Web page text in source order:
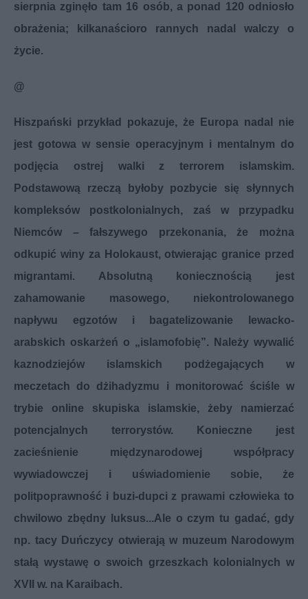
sierpnia zginęło tam 16 osób, a ponad 120 odniosło
obrażenia; kilkanaścioro rannych nadal walczy o
życie.
@
Hiszpański przykład pokazuje, że Europa nadal nie
jest gotowa w sensie operacyjnym i mentalnym do
podjęcia ostrej walki z terrorem islamskim.
Podstawową rzeczą byłoby pozbycie się słynnych
kompleksów postkolonialnych, zaś w przypadku
Niemców – fałszywego przekonania, że można
odkupić winy za Holokaust, otwierając granice przed
migrantami. Absolutną koniecznością jest
zahamowanie masowego, niekontrolowanego
napływu egzotów i bagatelizowanie lewacko-
arabskich oskarżeń o „islamofobię”. Należy wywalić
kaznodziejów islamskich podżegających w
meczetach do dżihadyzmu i monitorować ściśle w
trybie online skupiska islamskie, żeby namierzać
potencjalnych terrorystów. Konieczne jest
zacieśnienie międzynarodowej współpracy
wywiadowczej i uświadomienie sobie, że
politpoprawność i buzi-dupci z prawami człowieka to
chwilowo zbędny luksus...Ale o czym tu gadać, gdy
np. tacy Duńczycy otwierają w muzeum Narodowym
stałą wystawę o swoich grzeszkach kolonialnych w
XVII w. na Karaibach.